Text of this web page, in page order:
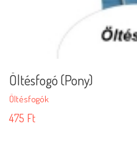
Öltésfogó (Pony)
Öltésfogók
475 Ft